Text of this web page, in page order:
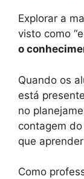
Explorar a
visto como
o
Quando os
está
no
contagem
que
Como